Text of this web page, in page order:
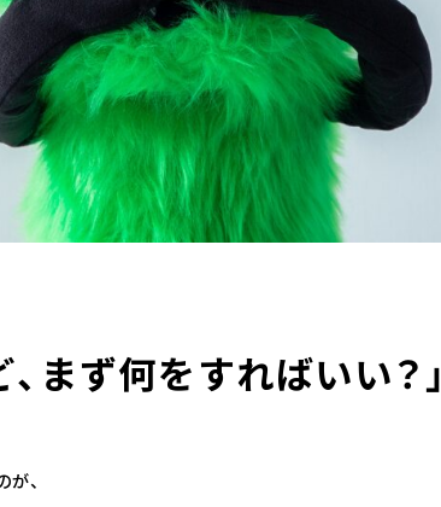
まず何をすればいい？
、